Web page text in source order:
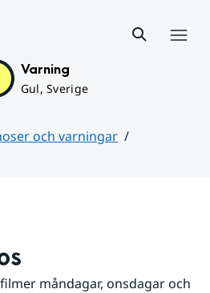
Varning
Gul, Sverige
och varningar
måndagar, onsdagar och